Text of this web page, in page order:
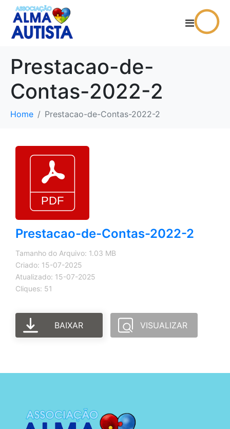
Prestacao-de-
Contas-2022-2
Home Prestacao-de-Contas-2022-2
Prestacao-de-Contas-2022-2
Tamanho do Arquivo: 1.03 MB
Criado: 15-07-2025
Atualizado: 15-07-2025
Cliques: 51
BAIXAR VISUALIZAR